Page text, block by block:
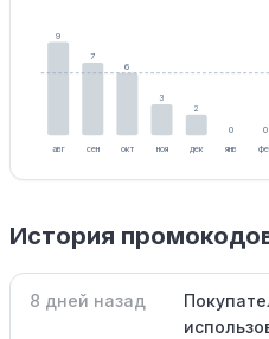
9
авг
7
сен
6
окт
3
ноя
2
дек
0
янв
0
История
8 дней назад